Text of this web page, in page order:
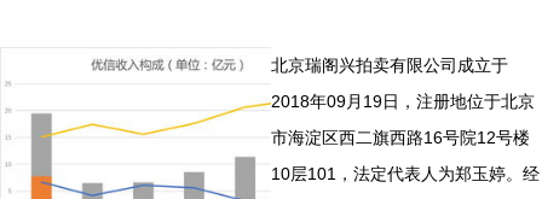
北京瑞阁兴拍卖有限公司成立于
2018年09月19日，注册地位于北京
市海淀区西二旗西路16号院12号楼
10层101，法定代表人为郑玉婷。经